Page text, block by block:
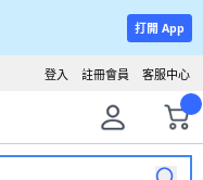
打開 App
客服中心
註冊會員
登入